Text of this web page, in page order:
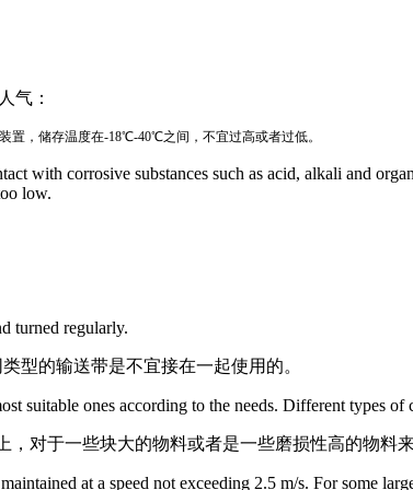
人气：
置，储存温度在-18℃-40℃之间，不宜过高或者过低。
with corrosive substances such as acid, alkali and
low.
turned regularly.
型的输送带是不宜接在一起使用的。
suitable ones according to the needs. Different types
对于一些块大的物料或者是一些磨损性高的物料
at a speed not exceeding 2.5 m/s. For some